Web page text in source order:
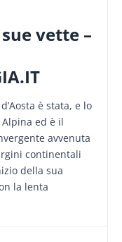
vette –
è stata, e lo
ed è il
avvenuta
continentali
della sua
la lenta